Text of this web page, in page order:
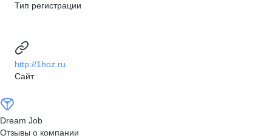
Тип регистрации
http://1hoz.ru
Сайт
Dream Job
Отзывы о компании